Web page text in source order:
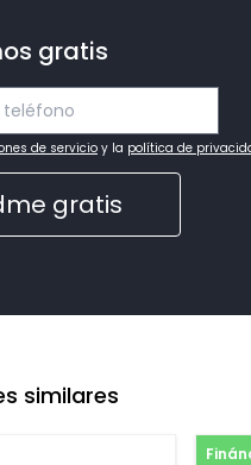
gratis
de servicioy la política de
gratis
similares